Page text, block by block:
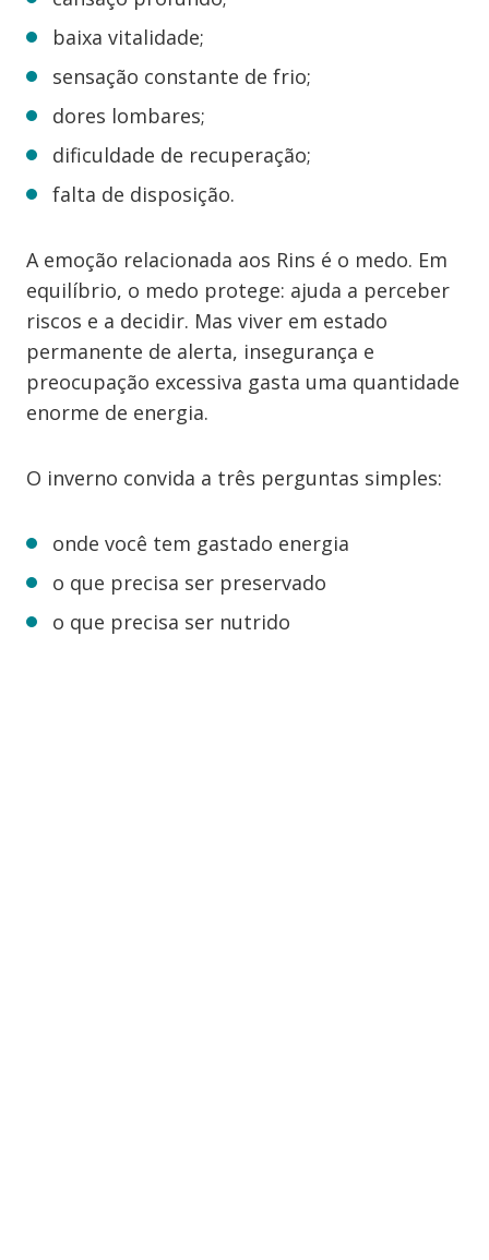
baixa vitalidade;
sensação constante de frio;
dores lombares;
dificuldade de recuperação;
falta de disposição.
A emoção relacionada aos Rins é o medo. Em
equilíbrio, o medo protege: ajuda a perceber
riscos e a decidir. Mas viver em estado
permanente de alerta, insegurança e
preocupação excessiva gasta uma quantidade
enorme de energia.
O inverno convida a três perguntas simples:
onde você tem gastado energia
o que precisa ser preservado
o que precisa ser nutrido